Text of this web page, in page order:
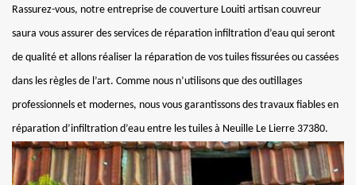
Rassurez-vous, notre entreprise de couverture Louiti artisan couvreur
saura vous assurer des services de réparation infiltration d’eau qui seront
de qualité et allons réaliser la réparation de vos tuiles fissurées ou cassées
dans les règles de l’art. Comme nous n’utilisons que des outillages
professionnels et modernes, nous vous garantissons des travaux fiables en
réparation d’infiltration d’eau entre les tuiles à Neuille Le Lierre 37380.